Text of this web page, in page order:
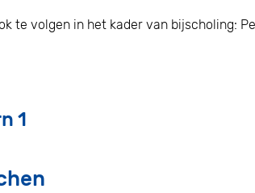
te volgen in het kader van bijscholing:
1